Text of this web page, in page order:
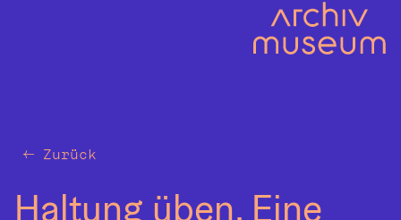
Zurück
Haltung üben. Eine